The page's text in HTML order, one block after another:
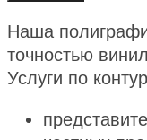
Наша
точностью
Услуги по